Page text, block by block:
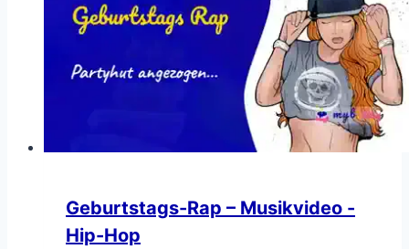
Geburtstags-Rap – Musikvideo -
Hip-Hop